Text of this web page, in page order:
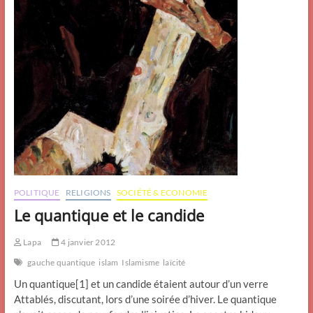
POLITIQUE RELIGIONS SOCIÉTÉ & ECONOMIE
Le quantique et le candide
Lapa
4 janvier 2012
gauche quantique islam Islamisme laïcité
Un quantique[1] et un candide étaient autour d’un verre
Attablés, discutant, lors d’une soirée d’hiver. Le quantique